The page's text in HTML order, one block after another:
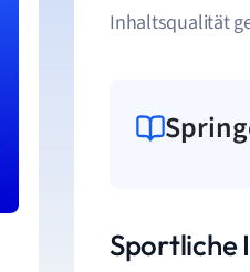
Inhaltsqualität
Sportliche